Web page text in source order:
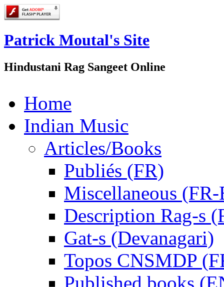
Patrick Moutal's Site
Hindustani Rag Sangeet Online
Home
Indian Music
Articles/Books
Publiés (FR)
Miscellaneous
Description Rag-s
Gat-s (Devanagari)
Topos CNSMDP
Published books